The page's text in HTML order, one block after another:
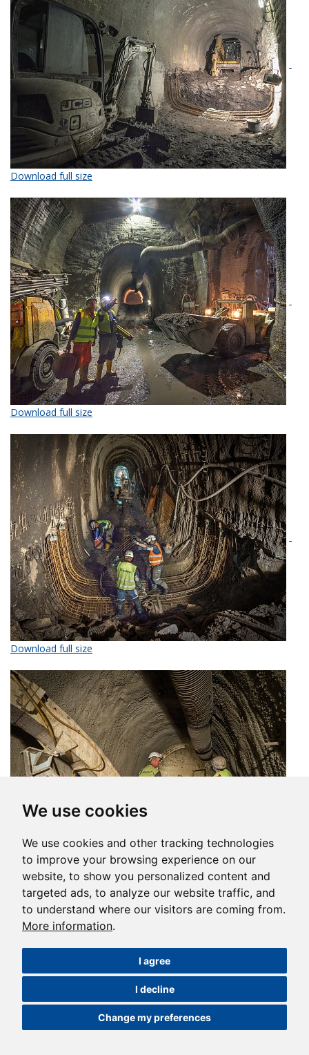
We use cookies
We use cookies and other tracking technologies
to improve your browsing experience on our
website, to show you personalized content and
targeted ads, to analyze our website traffic, and
to understand where our visitors are coming from.
More information.
I agree
I decline
Change my preferences
Download full size
Download full size
Download full size
Download full size